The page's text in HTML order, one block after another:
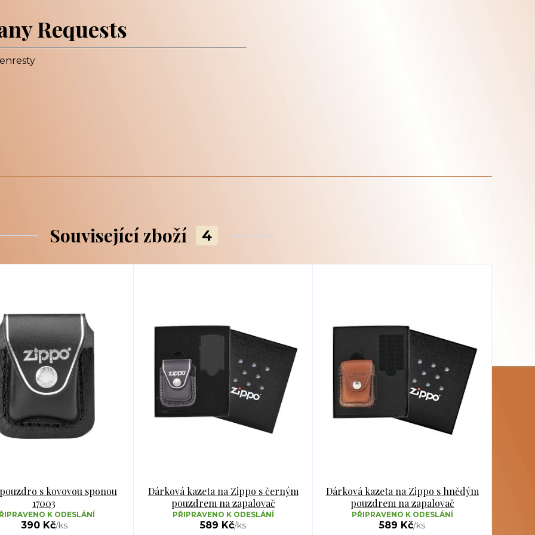
Requests
Související zboží 4
s kovovou sponou
17003
390 Kč/ks
K ODESLÁNÍ
Dárková kazeta na Zippo s černým
pouzdrem na zapalovač
589 Kč/ks
PŘIPRAVENO K ODESLÁNÍ
Dárková kazeta na Zippo s hnědým
pouzdrem na zapalovač
589 Kč/ks
PŘIPRAVENO K ODESLÁNÍ